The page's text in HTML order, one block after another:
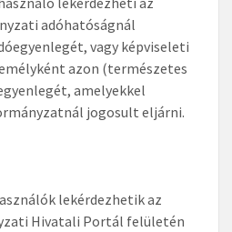
adóhatóságnál
vagy képviseleti
azon (természetes
amelyekkel
jogosult eljárni.
lekérdezhetik az
Hivatali Portál felületén